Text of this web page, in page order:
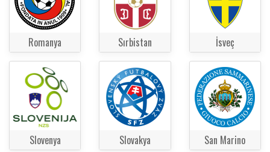
Romanya Sırbistan İsveç
Slovenya Slovakya San Marino